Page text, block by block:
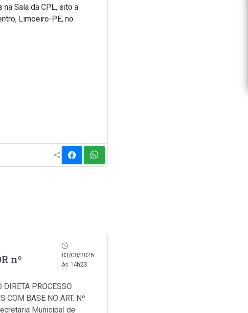
Sala da CPL, sito a
Limoeiro-PE, no
nº
03/08/2026
às 14h23
PROCESSO
BASE NO ART. Nº
Municipal de